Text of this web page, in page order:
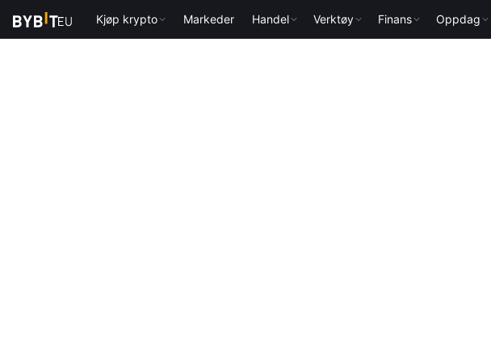
Kjøp krypto Markeder Handel Verktøy Finans Oppdag